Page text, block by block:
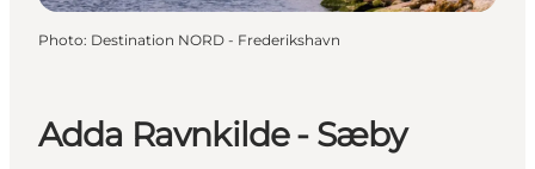
Adda Ravnkilde - Sæby
Photo: Destination NORD - Frederikshavn